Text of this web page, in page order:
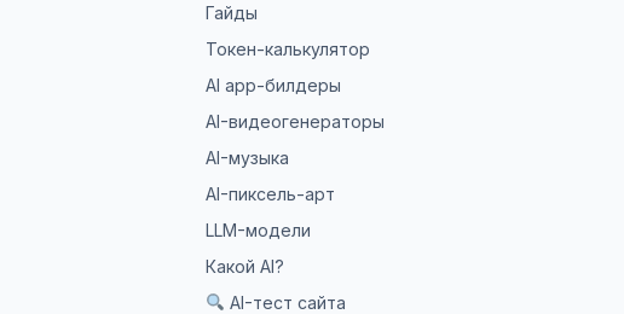
Гайды
Токен-калькулятор
AI app-билдеры
AI-видеогенераторы
AI-музыка
AI-пиксель-арт
LLM-модели
Какой AI?
AI-тест сайта